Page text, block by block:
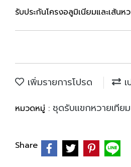
รับประกันโครงอลูมิเนียมและเส้น
เพิ่มรายการโปรด
หมวดหมู่ : ชุดรับแขกหวายเทียม
Share